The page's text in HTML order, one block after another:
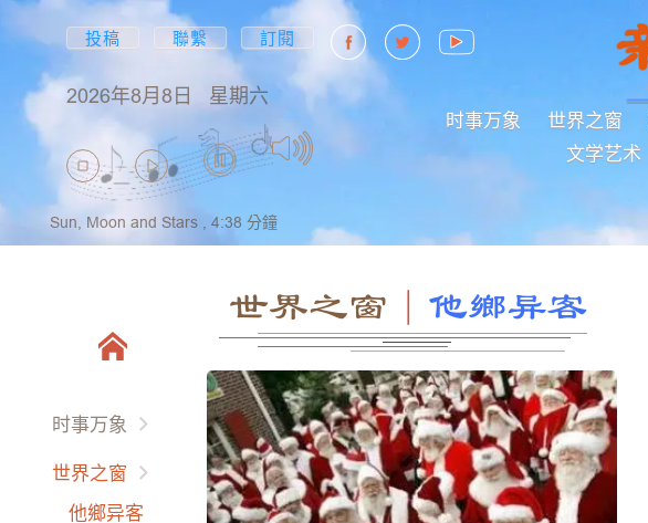
投稿 聯繫 訂閱
2026年8月8日 星期六
时事万象 世界之窗
文学艺术
Sun, Moon and Stars , 4:38 分鐘
时事万象
两岸三地
国际要闻
世界之窗
他鄉异客
世界之窗 他鄉异客